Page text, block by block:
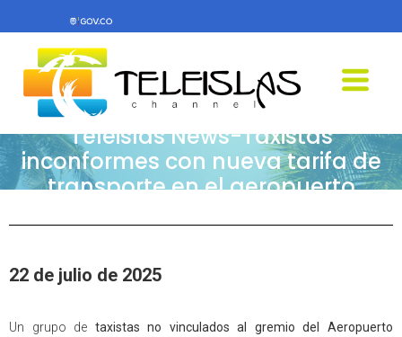
Teleislas News-Taxistas
inconformes con nueva tarifa de
transporte en el aeropuerto
22 de julio de 2025
Un grupo de taxistas no vinculados al gremio del Aeropuerto